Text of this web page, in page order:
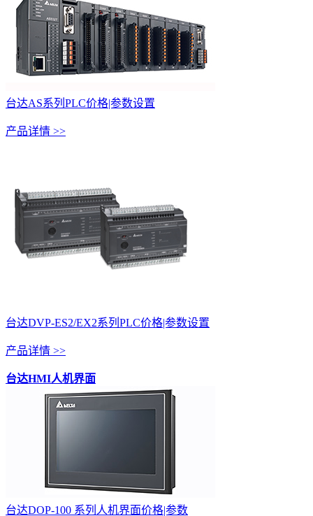
台达AS系列PLC价格|参数设置
产品详情 >>
台达DVP-ES2/EX2系列PLC价格|参数设置
产品详情 >>
台达HMI人机界面
台达DOP-100 系列人机界面价格|参数